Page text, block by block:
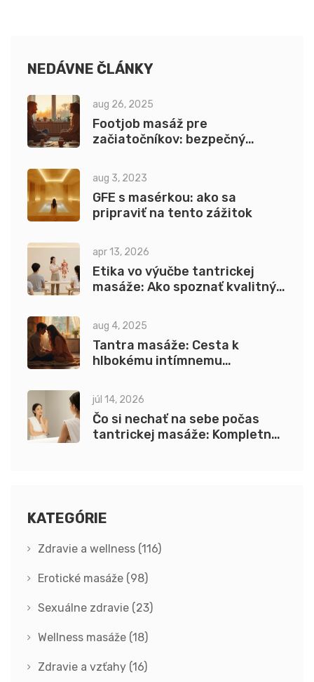
NEDÁVNE ČLÁNKY
aug 26, 2025
Footjob masáž pre
začiatočníkov: bezpečný
aug 3, 2023
GFE s masérkou: ako sa
pripraviť na tento zážitok
apr 13, 2026
Etika vo výučbe tantrickej
masáže: Ako spoznať kvalitný
štandardy
aug 4, 2025
Tantra masáže: Cesta k
hlbokému intímnemu
júl 14, 2026
Čo si nechať na sebe počas
tantrickej masáže: Kompletný
KATEGÓRIE
Zdravie a wellness (116)
Erotické masáže (98)
Sexuálne zdravie (23)
Wellness masáže (18)
Zdravie a vzťahy (16)